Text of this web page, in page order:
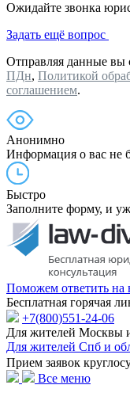
Ожидайте звонка
Задать ещё вопрос
Отправляя данные вы
ПДн, Политикой
соглашением.
Анонимно
Информация о вас не
Быстро
Заполните форму, и
Поможем ответить на
Бесплатная горячая
+7(800)551-24-06
Для жителей
Для жителей Спб и
Прием заявок
Все меню